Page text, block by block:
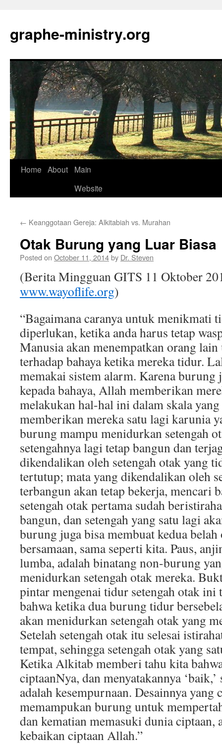
content
graphe-ministry.org
Home About
Main
Website
← Keanggotaan Gereja: Alkitabiah vs. Murahan
Otak Burung yang Luar Biasa
Posted on October 11, 2014by Dr. Steven
(Berita Mingguan GITS 11 Oktober
www.wayoflife.org)
“Bagaimana caranya untuk menikmati
diperlukan, ketika anda harus tetap
Manusia akan menempatkan orang
terhadap bahaya ketika mereka tidur.
memakai sistem alarm. Karena burung
kepada bahaya, Allah memberikan
melakukan hal-hal ini dalam skala
memberikan mereka satu lagi karunia
burung mampu menidurkan setengah
setengahnya lagi tetap bangun dan
dikendalikan oleh setengah otak yang
tertutup; mata yang dikendalikan oleh
terbangun akan tetap bekerja, mencari
setengah otak pertama sudah
bangun, dan setengah yang satu lagi
burung juga bisa membuat kedua
bersamaan, sama seperti kita. Paus,
lumba, adalah binatang non-burung
menidurkan setengah otak mereka.
pintar mengenai tidur setengah otak ini
bahwa ketika dua burung tidur
akan menidurkan setengah otak yang
Setelah setengah otak itu selesai
tempat, sehingga setengah otak yang
Ketika Alkitab memberi tahu kita
ciptaanNya, dan menyatakannya
adalah kesempurnaan. Desainnya yang
memampukan burung untuk
dan kematian memasuki dunia ciptaan,
kebaikan ciptaan Allah.”